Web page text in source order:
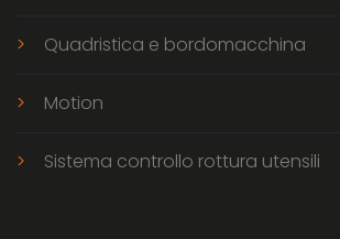
Quadristica e bordomacchina
Motion
Sistema controllo rottura utensili